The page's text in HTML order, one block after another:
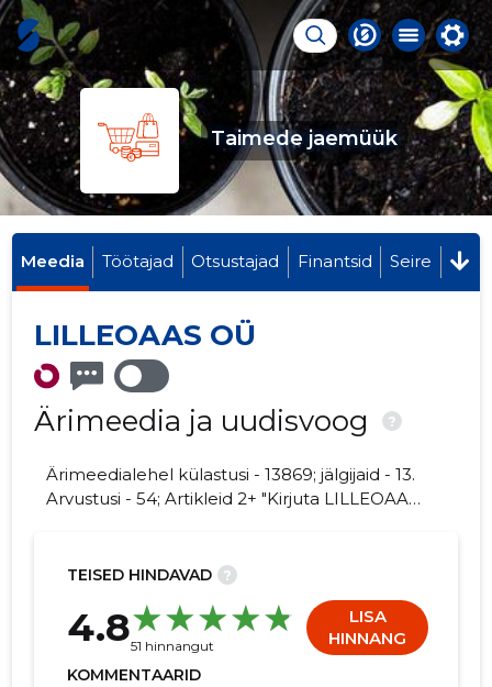
Taimede jaemüük
Meedia Töötajad Otsustajad Finantsid Seire
LILLEOAAS OÜ
Ärimeedia ja uudisvoog ?
Ärimeedialehel külastusi - 13869; jälgijaid - 13.
Arvustusi - 54; Artikleid 2+ "Kirjuta LILLEOAAS
TEISED HINDAVAD ?
4.851 hinnangut
LISA
HINNANG
KOMMENTAARID